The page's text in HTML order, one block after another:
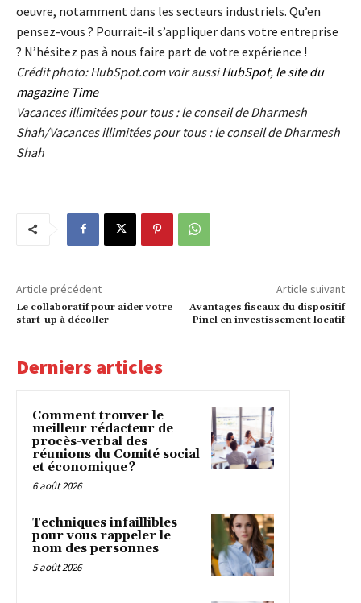
oeuvre, notamment dans les secteurs industriels. Qu’en
pensez-vous ? Pourrait-il s’appliquer dans votre entreprise
? N’hésitez pas à nous faire part de votre expérience !
Crédit photo: HubSpot.com voir aussiHubSpot, lesite du
magazine Time
Vacances illimitées pour tous : le conseil de Dharmesh
Shah/Vacances illimitées pour tous : le conseil de Dharmesh
Shah
Article précédent
Le collaboratif pour aider votre
start-up à décoller
Article suivant
Avantages fiscaux du dispositif
Pinel en investissement locatif
Derniers articles
Comment trouver le
meilleur rédacteur de
procès-verbal des
réunions du Comité social
et économique ?
6 août 2026
Techniques infaillibles
pour vous rappeler le
nom des personnes
5 août 2026